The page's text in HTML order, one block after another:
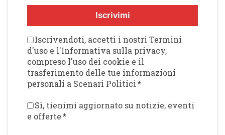
Iscrivimi
Iscrivendoti, accetti i nostri Termini
d'uso e l'Informativa sulla privacy,
compreso l'uso dei cookie e il
trasferimento delle tue informazioni
personali a Scenari Politici*
Sì, tienimi aggiornato su notizie, eventi
e offerte*